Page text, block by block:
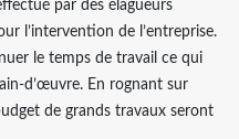
par des élagueurs
l’intervention de l’entreprise.
le temps de travail ce qui
d’œuvre. En rognant sur
de grands travaux seront